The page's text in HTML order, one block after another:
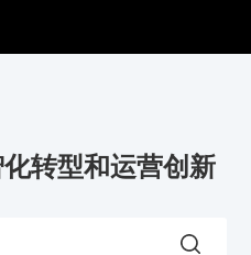
转型和运营创新